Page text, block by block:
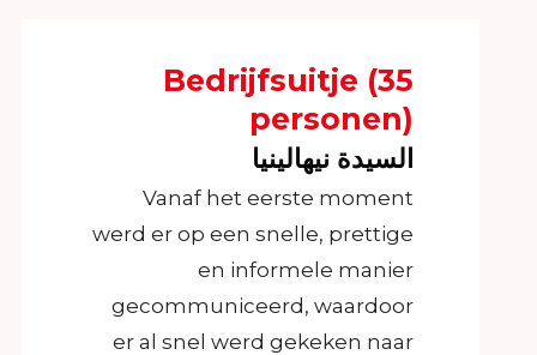
Bedrijfsuitje (35
personen)
السيدة نيهالينيا
Vanaf het eerste moment
werd er op een snelle, prettige
en informele manier
gecommuniceerd, waardoor
er al snel werd gekeken naar